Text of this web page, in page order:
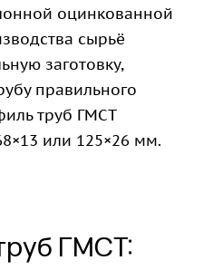
оцинкованной
сырьё
заготовку,
правильного
труб ГМСТ
или 125×26 мм.
ГМСТ: